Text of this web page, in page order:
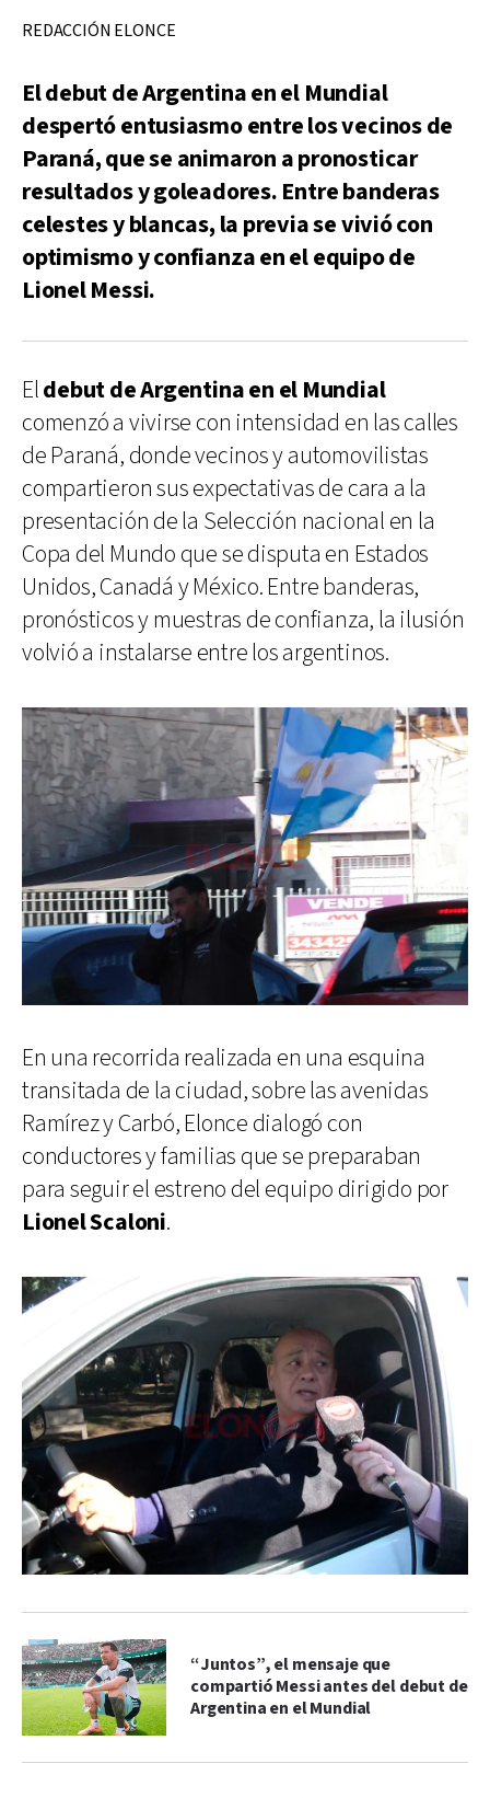
REDACCIÓN ELONCE
El debut de Argentina en el Mundial
despertó entusiasmo entre los vecinos de
Paraná, que se animaron a pronosticar
resultados y goleadores. Entre banderas
celestes y blancas, la previa se vivió con
optimismo y confianza en el equipo de
Lionel Messi.
Eldebut de Argentina en el Mundial
comenzó a vivirse con intensidad en las calles
de Paraná, donde vecinos y automovilistas
compartieron sus expectativas de cara a la
presentación de la Selección nacional en la
Copa del Mundo que se disputa en Estados
Unidos, Canadá y México. Entre banderas,
pronósticos y muestras de confianza, la ilusión
volvió a instalarse entre los argentinos.
En una recorrida realizada en una esquina
transitada de la ciudad, sobre las avenidas
Ramírez y Carbó, Elonce dialogó con
conductores y familias que se preparaban
para seguir el estreno del equipo dirigido por
Lionel Scaloni.
“Juntos”, el mensaje que
compartió Messi antes del debut de
Argentina en el Mundial